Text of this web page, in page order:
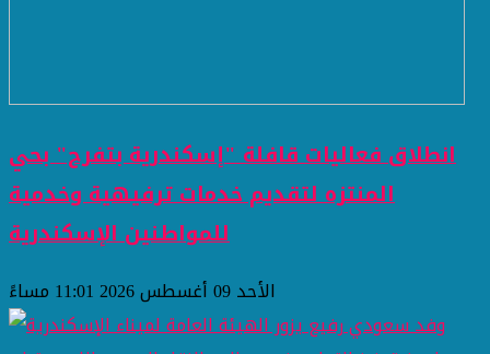
انطلاق فعاليات قافلة "إسكندرية بتفرح" بحي
المنتزه لتقديم خدمات ترفيهية وخدمية
للمواطنين ​الإسكندرية
الأحد 09 أغسطس 2026 11:01 مساءً